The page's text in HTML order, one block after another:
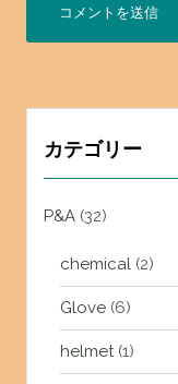
カテゴリー
P&A(32)
chemical(2)
Glove(6)
helmet(1)